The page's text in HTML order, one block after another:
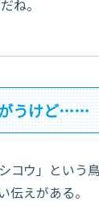
ね。
うけど……
コウ」という
伝えがある。